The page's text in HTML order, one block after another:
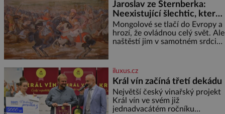
režiséra vychladne,
Jaroslav ze Šternberka:
Neexistující šlechtic, který
z Moravy vyžene Mongoly
Mongolové se tlačí do Evropy a
hrozí, že ovládnou celý svět. Ale
naštěstí jim v samotném srdci
dobyvatelské hordy zastavit. Co
nedokáže žádná z asijských říší,
co nedokážou Němci – to
dokáže český král. Nebo že by
ne? Mongolové od roku 1223
postupují podél Kaspického a
iluxus.cz
Král vín začíná třetí dekádu
Největší český vinařský projekt
Král vín ve svém již
jednadvacátém ročníku